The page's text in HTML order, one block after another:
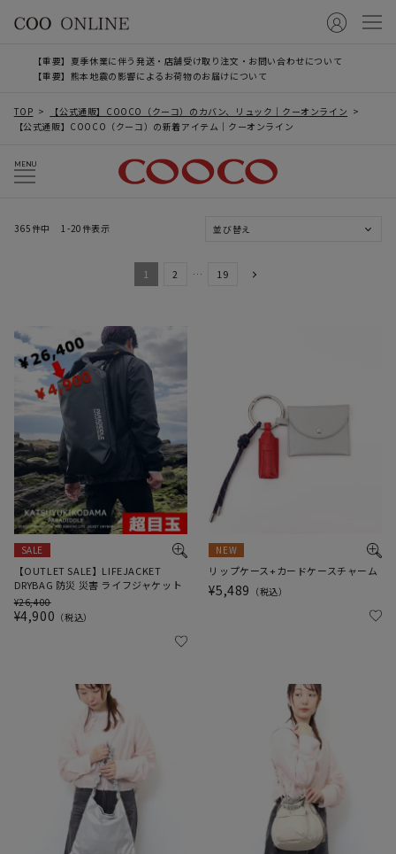
【重要】夏季休業に伴う発送・店舗受け取り注文・お問い合わせについて
【重要】熊本地震の影響によるお荷物のお届けについて
TOP
【公式通販】COOCO（クーコ）のカバン、リュック｜クーオンライン
【公式通販】COOCO（クーコ）の新着アイテム｜クーオンライン
MENU
並び替え
365 件中 1-20 件表示
1 2 … 19
SALE
【OUTLET SALE】LIFEJACKET
DRYBAG 防災 災害 ライフジャケット
¥26,400
¥4,900 税込
NEW
リップケース+カードケースチャーム
¥5,489 税込